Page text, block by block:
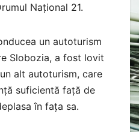
Național 21.
un autoturism
Slobozia, a fost lovit
alt autoturism, care
suficientă față de
în fața sa.